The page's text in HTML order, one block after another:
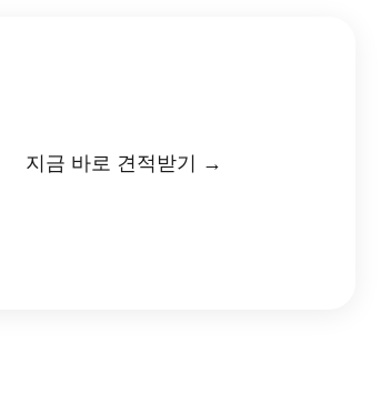
지금 바로 견적받기 →